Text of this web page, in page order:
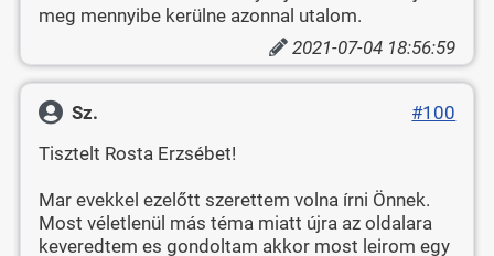
meg mennyibe kerülne azonnal utalom.
2021-07-04 18:56:59
Sz.
#100
Tisztelt Rosta Erzsébet!
Mar evekkel ezelőtt szerettem volna írni Önnek.
Most véletlenül más téma miatt újra az oldalara
keveredtem es gondoltam akkor most leirom egy